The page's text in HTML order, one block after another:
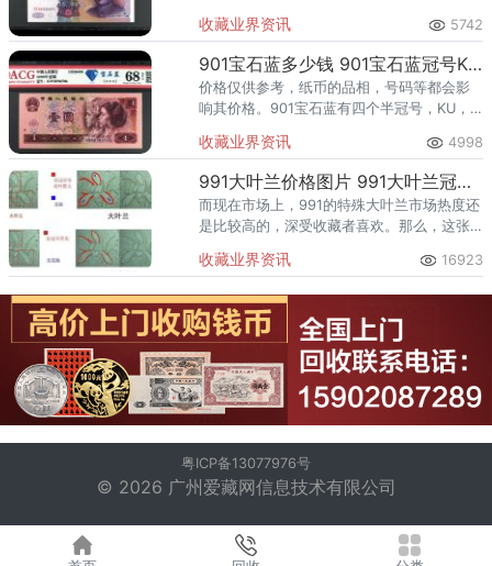
后一个9字颜色上由紫到红进行渐变，仔细看
还是很明显的。
收藏业界资讯 5742
901宝石蓝多少钱 901宝石蓝冠号KW
价格仅供参考，纸币的品相，号码等都会影
响其价格。901宝石蓝有四个半冠号，KU，
证明2，3，4、7、8字头属于深蓝冠，其它
字头不详。
收藏业界资讯 4998
991大叶兰价格图片 991大叶兰冠号大全价格
而现在市场上，991的特殊大叶兰市场热度还
是比较高的，深受收藏者喜欢。那么，这张
收藏业界资讯 16923
粤ICP备13077976号
© 2026 广州爱藏网信息技术有限公司